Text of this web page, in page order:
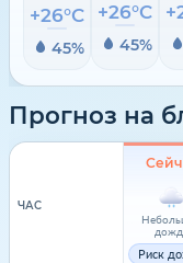
+26°C
45%
+26°C
45%
Прогноз на
ЧАС
Риск